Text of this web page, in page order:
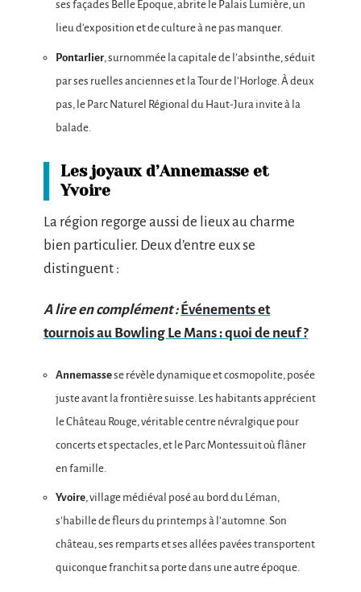
ses façades Belle Époque, abrite le Palais Lumière, un
lieu d’exposition et de culture à ne pas manquer.
Pontarlier, surnommée la capitale de l’absinthe, séduit
par ses ruelles anciennes et la Tour de l’Horloge. À deux
pas, le Parc Naturel Régional du Haut-Jura invite à la
balade.
Les joyaux d’Annemasse et
Yvoire
La région regorge aussi de lieux au charme
bien particulier. Deux d’entre eux se
distinguent :
A lire en complément : Événements et
tournois au Bowling Le Mans : quoi de neuf ?
Annemassese révèle dynamique et cosmopolite, posée
juste avant la frontière suisse. Les habitants apprécient
le Château Rouge, véritable centre névralgique pour
concerts et spectacles, et le Parc Montessuit où flâner
en famille.
Yvoire, village médiéval posé au bord du Léman,
s’habille de fleurs du printemps à l’automne. Son
château, ses remparts et ses allées pavées transportent
quiconque franchit sa porte dans une autre époque.